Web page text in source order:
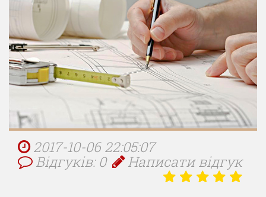
2017-10-06 22:05:07
Відгуків: 0
Написати відгук